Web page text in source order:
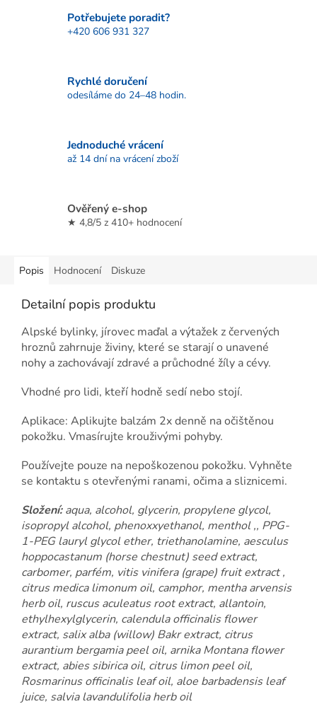
Potřebujete poradit?
+420 606 931 327
Rychlé doručení
odesíláme do 24–48 hodin.
Jednoduché vrácení
až 14 dní na vrácení zboží
Ověřený e-shop
★ 4,8/5 z 410+ hodnocení
Popis Hodnocení Diskuze
Detailní popis produktu
Alpské bylinky, jírovec maďal a výtažek z červených
hroznů zahrnuje živiny, které se starají o unavené
nohy a zachovávají zdravé a průchodné žíly a cévy.
Vhodné pro lidi, kteří hodně sedí nebo stojí.
Aplikace: Aplikujte balzám 2x denně na očištěnou
pokožku. Vmasírujte krouživými pohyby.
Používejte pouze na nepoškozenou pokožku. Vyhněte
se kontaktu s otevřenými ranami, očima a sliznicemi.
Složení:aqua, alcohol, glycerin, propylene glycol,
isopropyl alcohol, phenoxxyethanol, menthol ,, PPG-
1-PEG lauryl glycol ether, triethanolamine, aesculus
hoppocastanum (horse chestnut) seed extract,
carbomer, parfém, vitis vinifera (grape) fruit extract ,
citrus medica limonum oil, camphor, mentha arvensis
herb oil, ruscus aculeatus root extract, allantoin,
ethylhexylglycerin, calendula officinalis flower
extract, salix alba (willow) Bakr extract, citrus
aurantium bergamia peel oil, arnika Montana flower
extract, abies sibirica oil, citrus limon peel oil,
Rosmarinus officinalis leaf oil, aloe barbadensis leaf
juice, salvia lavandulifolia herb oil